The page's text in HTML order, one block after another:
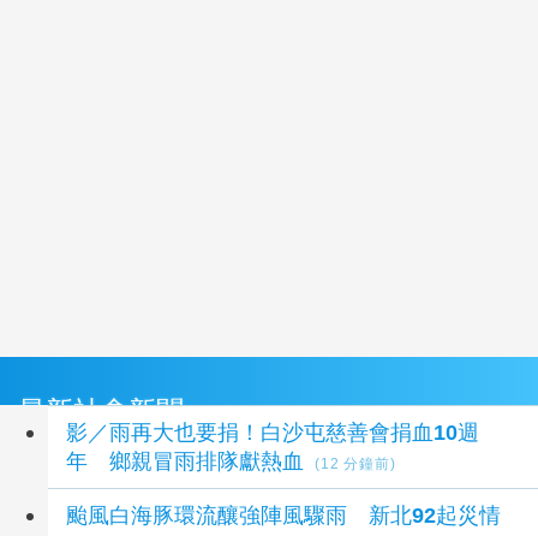
最新社會新聞
影／雨再大也要捐！白沙屯慈善會捐血10週
年 鄉親冒雨排隊獻熱血
(12 分鐘前)
颱風白海豚環流釀強陣風驟雨 新北92起災情